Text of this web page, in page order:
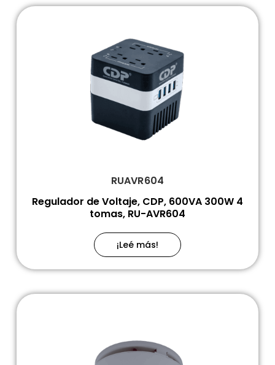
RUAVR604
Regulador de Voltaje, CDP, 600VA 300W 4
tomas, RU-AVR604
¡Leé más!